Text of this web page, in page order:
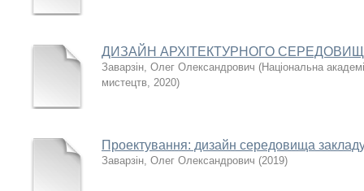
ДИЗАЙН АРХІТЕКТУРНОГО
Заварзін, Олег Олександрович (Національна
мистецтв, 2020)
Проектування: дизайн середовища
Заварзін, Олег Олександрович (2019)